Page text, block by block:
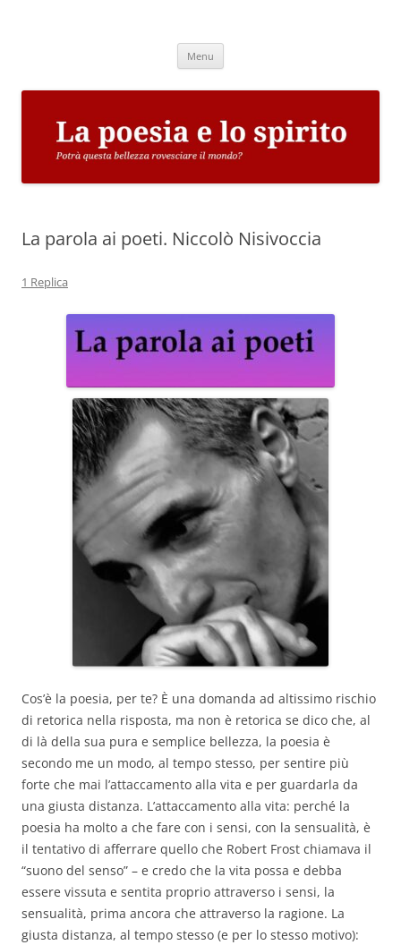
Menu
La parola ai poeti. Niccolò Nisivoccia
1 Replica
Cos’è la poesia, per te? È una domanda ad altissimo rischio
di retorica nella risposta, ma non è retorica se dico che, al
di là della sua pura e semplice bellezza, la poesia è
secondo me un modo, al tempo stesso, per sentire più
forte che mai l’attaccamento alla vita e per guardarla da
una giusta distanza. L’attaccamento alla vita: perché la
poesia ha molto a che fare con i sensi, con la sensualità, è
il tentativo di afferrare quello che Robert Frost chiamava il
“suono del senso” – e credo che la vita possa e debba
essere vissuta e sentita proprio attraverso i sensi, la
sensualità, prima ancora che attraverso la ragione. La
giusta distanza, al tempo stesso (e per lo stesso motivo):